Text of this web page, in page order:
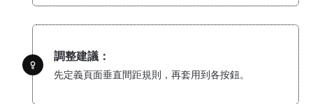
調整建議：
先定義頁面垂直間距規則，再套用到各按鈕。